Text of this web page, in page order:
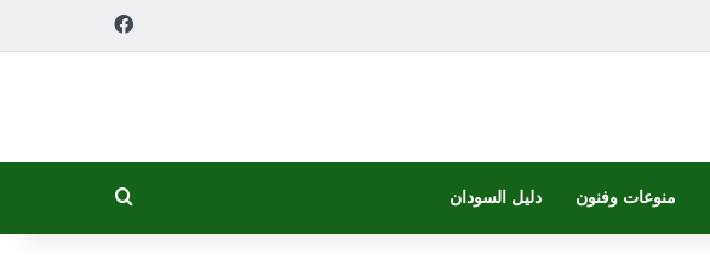
منوعات وفنون دليل السودان